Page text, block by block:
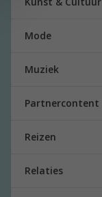
Mode
Muziek
Partnercontent
Reizen
Relaties